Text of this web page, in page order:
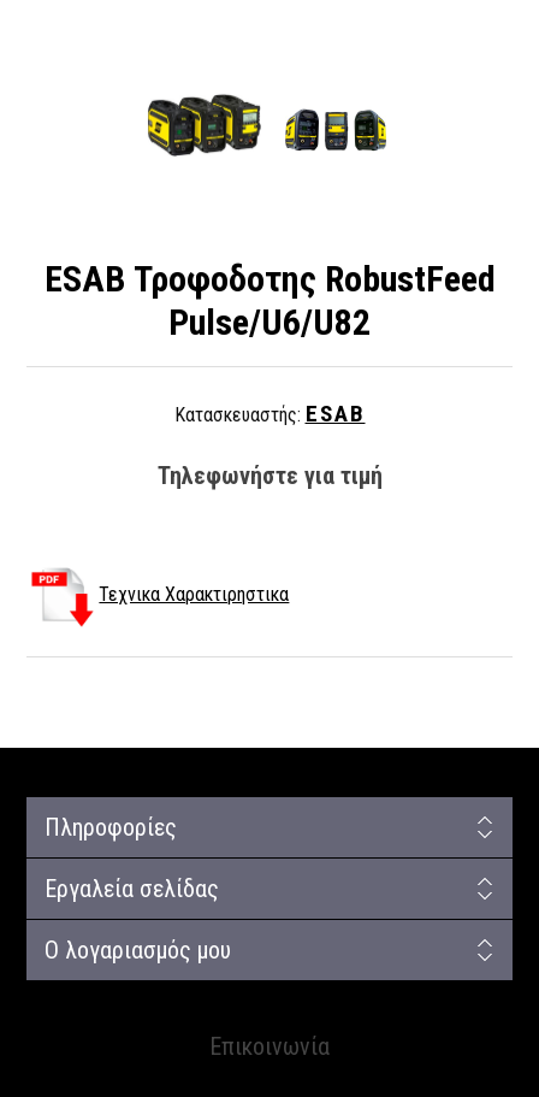
ESAB Τροφοδοτης RobustFeed
Pulse/U6/U82
Κατασκευαστής: ESAB
Τηλεφωνήστε για τιμή
Τεχνικα Χαρακτιρηστικα
Πληροφορίες
Εργαλεία σελίδας
Ο λογαριασμός μου
Επικοινωνία